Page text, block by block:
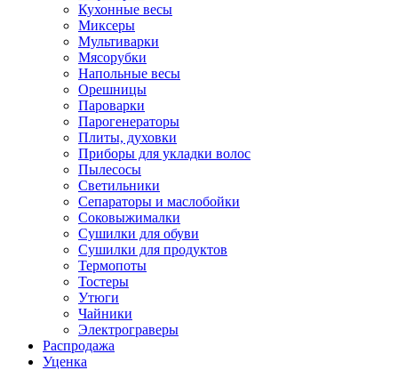
Кухонные весы
Миксеры
Мультиварки
Мясорубки
Напольные весы
Орешницы
Пароварки
Парогенераторы
Плиты, духовки
Приборы для укладки волос
Пылесосы
Светильники
Сепараторы и маслобойки
Соковыжималки
Сушилки для обуви
Сушилки для продуктов
Термопоты
Тостеры
Утюги
Чайники
Электрограверы
Распродажа
Уценка